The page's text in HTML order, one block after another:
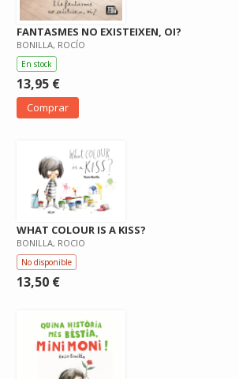
FANTASMES NO EXISTEIXEN, OI?
BONILLA, ROCÍO
En stock
13,95 €
Comprar
WHAT COLOUR IS A KISS?
BONILLA, ROCIO
No disponible
13,50 €